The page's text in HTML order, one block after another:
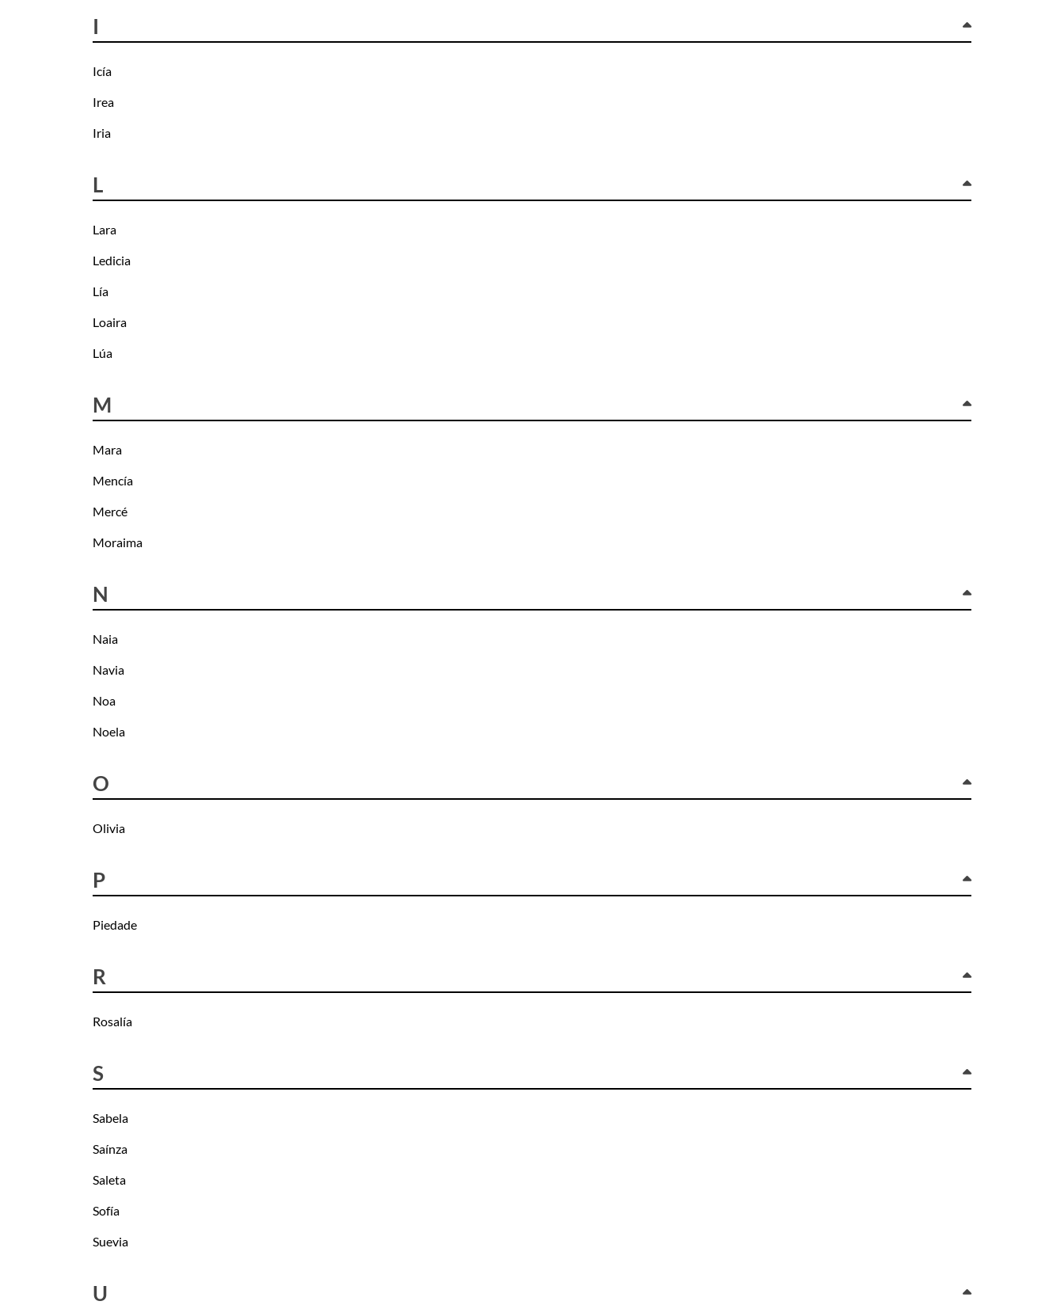
I
Icía
Irea
Iria
L
Lara
Ledicia
Lía
Loaira
Lúa
M
Mara
Mencía
Mercé
Moraima
N
Naia
Navia
Noa
Noela
O
Olivia
P
Piedade
R
Rosalía
S
Sabela
Saínza
Saleta
Sofía
Suevia
U